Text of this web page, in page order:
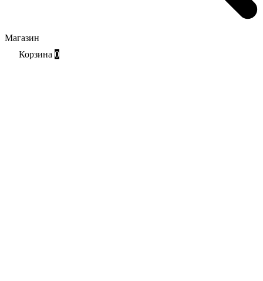
Магазин
Корзина 0